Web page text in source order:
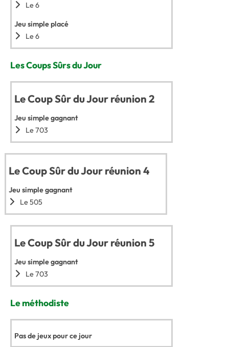
Le 6
Jeu simple placé
Le 6
Les Coups Sûrs du Jour
Le Coup Sûr du Jour réunion 2
Jeu simple gagnant
Le 703
Le Coup Sûr du Jour réunion 4
Jeu simple gagnant
Le 505
Le Coup Sûr du Jour réunion 5
Jeu simple gagnant
Le 703
Le méthodiste
Pas de jeux pour ce jour